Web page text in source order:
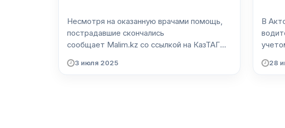
Несмотря на оказанную врачами помощь,
пострадавшие скончались
сообщает Malim.kz со ссылкой на КазТАГ...
3 июля 2025
В
28